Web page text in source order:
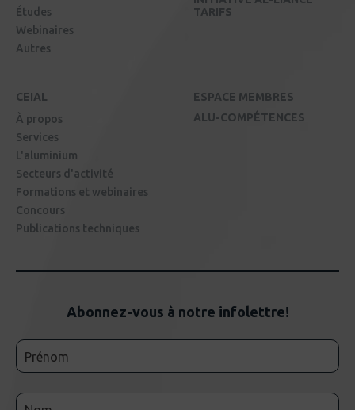
Études
Webinaires
Autres
TARIFS
CEIAL
À propos
Services
L'aluminium
Secteurs d'activité
Formations et webinaires
Concours
Publications techniques
ESPACE MEMBRES
ALU-COMPÉTENCES
Abonnez-vous à notre infolettre!